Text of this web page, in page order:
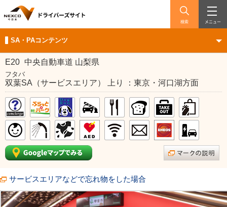
検索 メニュー
SA・PAコンテンツ
E20 中央自動車道 山梨県
フタバ
双葉SA（サービスエリア） 上り ：東京・河口湖方面
サービスエリアなどで忘れ物をした場合